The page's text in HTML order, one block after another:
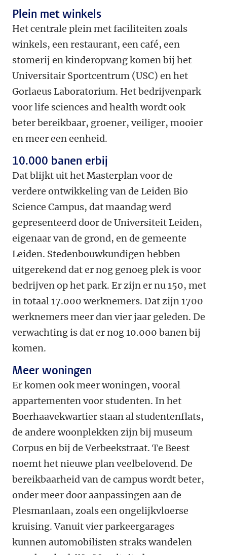
Plein met winkels
Het centrale plein met faciliteiten zoals
winkels, een restaurant, een café, een
stomerij en kinderopvang komen bij het
Universitair Sportcentrum (USC) en het
Gorlaeus Laboratorium. Het bedrijvenpark
voor life sciences and health wordt ook
beter bereikbaar, groener, veiliger, mooier
en meer een eenheid.
10.000 banen erbij
Dat blijkt uit het Masterplan voor de
verdere ontwikkeling van de Leiden Bio
Science Campus, dat maandag werd
gepresenteerd door de Universiteit Leiden,
eigenaar van de grond, en de gemeente
Leiden. Stedenbouwkundigen hebben
uitgerekend dat er nog genoeg plek is voor
bedrijven op het park. Er zijn er nu 150, met
in totaal 17.000 werknemers. Dat zijn 1700
werknemers meer dan vier jaar geleden. De
verwachting is dat er nog 10.000 banen bij
komen.
Meer woningen
Er komen ook meer woningen, vooral
appartementen voor studenten. In het
Boerhaavekwartier staan al studentenflats,
de andere woonplekken zijn bij museum
Corpus en bij de Verbeekstraat. Te Beest
noemt het nieuwe plan veelbelovend. De
bereikbaarheid van de campus wordt beter,
onder meer door aanpassingen aan de
Plesmanlaan, zoals een ongelijkvloerse
kruising. Vanuit vier parkeergarages
kunnen automobilisten straks wandelen